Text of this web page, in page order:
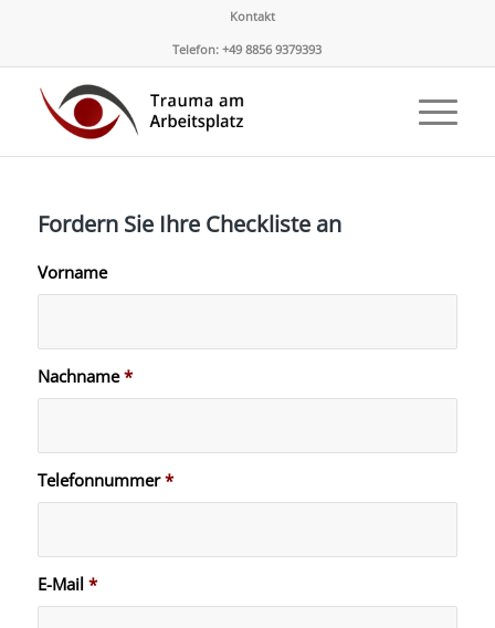
Kontakt
Telefon: +49 8856 9379393
Fordern Sie Ihre Checkliste an
Vorname
Nachname*
Telefonnummer*
E-Mail *